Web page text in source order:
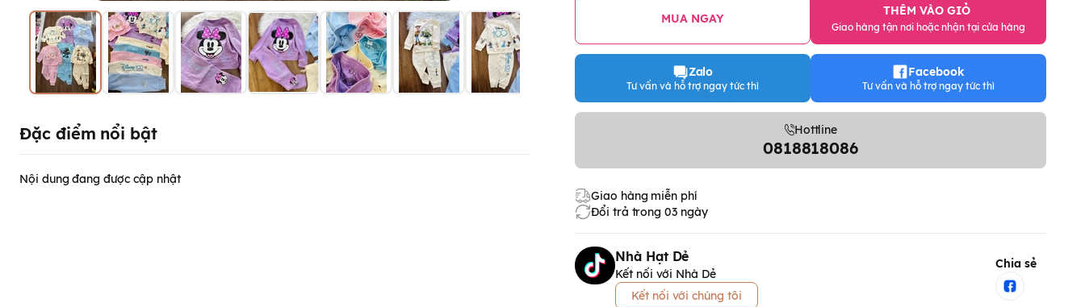
MUA NGAY
THÊM VÀO GIỎ
Giao hàng tận nơi hoặc nhận tại cửa hàng
Zalo
Tư vấn và hỗ trợ ngay tức thì
Facebook
Tư vấn và hỗ trợ ngay tức thì
Hottline
0818818086
Giao hàng miễn phí
Đổi trả trong 03 ngày
Nhà Hạt Dẻ
Kết nối với Nhà Dẻ
Kết nối với chúng tôi
Chia sẻ
Đặc điểm nổi bật
Nội dung đang được cập nhật